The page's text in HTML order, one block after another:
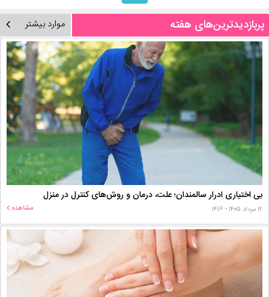
پربازدیدترین‌های هفته موارد بیشتر
بی اختیاری ادرار سالمندان؛ علت، درمان و روش‌های کنترل در منزل
۱۲ مرداد ۱۴۰۵ - ۱۴:۱۶ مشاهده